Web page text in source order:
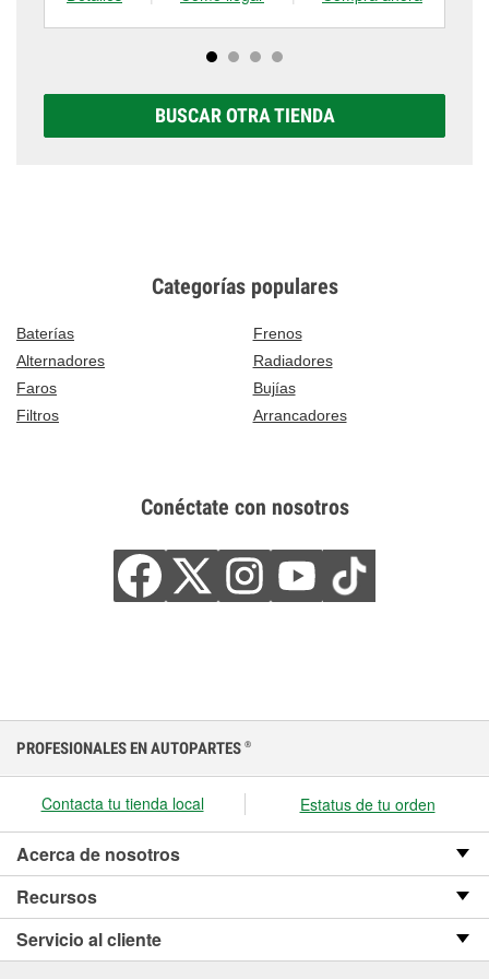
BUSCAR OTRA TIENDA
Categorías populares
Baterías
Frenos
Alternadores
Radiadores
Faros
Bujías
Filtros
Arrancadores
Conéctate con nosotros
PROFESIONALES EN AUTOPARTES ®
Contacta tu tienda local Estatus de tu orden
Acerca de nosotros
Recursos
Servicio al cliente